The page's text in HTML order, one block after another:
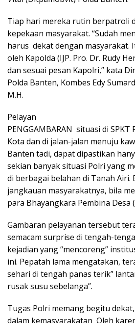
Tiap hari mereka rutin berpatroli
kepekaan masyarakat. “Sudah
harus dekat dengan masyarakat.
oleh Kapolda (IJP. Pro. Dr. Rudy
dan sesuai pesan Kapolri,” kata
Polda Banten, Kombes Edy
M.H.
Pelayan
PENGGAMBARAN situasi di
Kota dan di jalan-jalan menuju
Banten tadi, dapat dipastikan
sekian banyak situasi Polri yang
di berbagai belahan di Tanah Airi.
jangkauan masyarakatnya, bila
para Bhayangkara Pembina Desa
Gambaran pelayanan tersebut
semacam surprise di tengah-
kejadian yang “mencoreng”
ini. Pepatah lama mengatakan,
sehari di tengah panas terik”
rusak susu sebelanga”.
Tugas Polri memang begitu
dalam kemasyarakatan Oleh